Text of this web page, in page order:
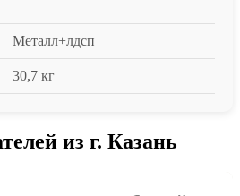
Металл+лдсп
30,7 кг
из г. Казань